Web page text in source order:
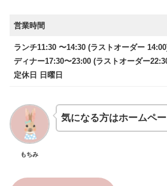
営業時間
ランチ11:30 〜14:30 (ラストオーダー
ディナー17:30〜23:00 (ラストオーダー
定休日 日曜日
もちみ
気になる方はホームペ